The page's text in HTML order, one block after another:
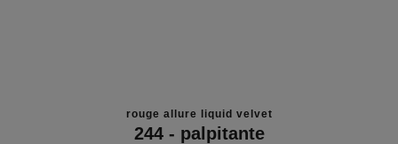
rouge allure liquid velvet
244 - palpitante